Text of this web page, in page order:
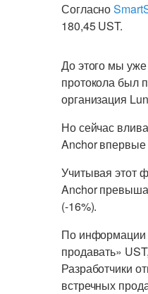
Согласно
180,45 UST.
До этого мы
протокола был
организация
Но сейчас
Anchor впервые
Учитывая этот
Anchor
(-16%).
По информации
продавать»
Разработчики
встречных